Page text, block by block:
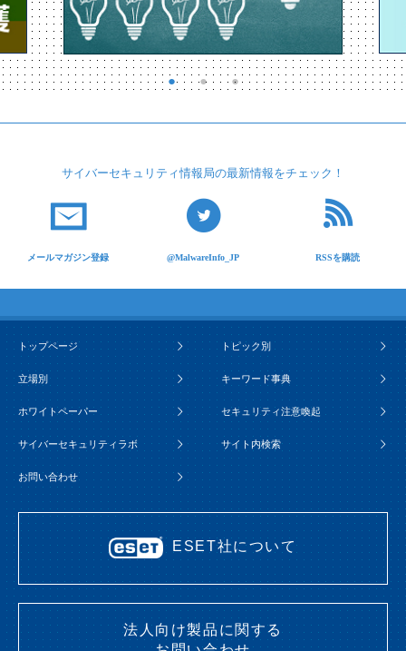
サイバーセキュリティ情報局の最新情報をチェック！
メールマガジン登録 @MalwareInfo_JP RSSを購読
トップページ トピック別
立場別 キーワード事典
ホワイトペーパー セキュリティ注意喚起
サイバーセキュリティラボ サイト内検索
お問い合わせ
ESET社について
法人向け製品に関する